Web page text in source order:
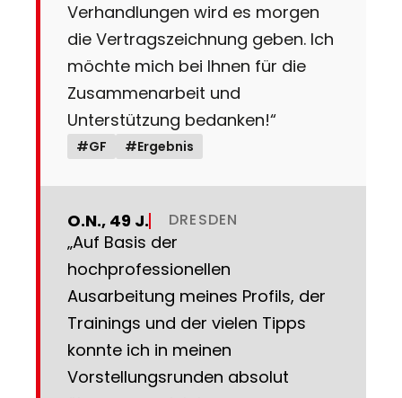
Verhandlungen wird es morgen
die Vertragszeichnung geben. Ich
möchte mich bei Ihnen für die
Zusammenarbeit und
Unterstützung bedanken!“
#GF #Ergebnis
O.N., 49 J. DRESDEN
„Auf Basis der
hochprofessionellen
Ausarbeitung meines Profils, der
Trainings und der vielen Tipps
konnte ich in meinen
Vorstellungsrunden absolut